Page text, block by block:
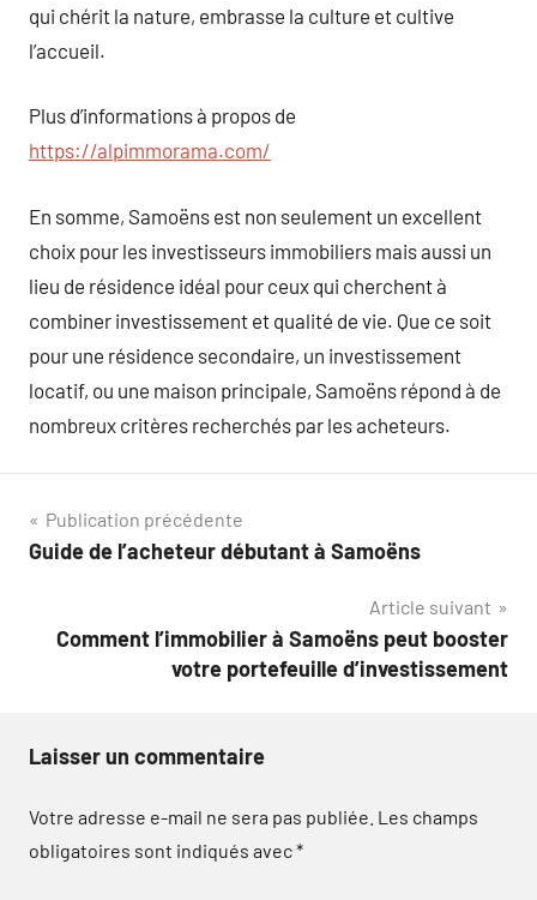
qui chérit la nature, embrasse la culture et cultive
l’accueil.
Plus d’informations à propos de
https://alpimmorama.com/
En somme, Samoëns est non seulement un excellent
choix pour les investisseurs immobiliers mais aussi un
lieu de résidence idéal pour ceux qui cherchent à
combiner investissement et qualité de vie. Que ce soit
pour une résidence secondaire, un investissement
locatif, ou une maison principale, Samoëns répond à de
nombreux critères recherchés par les acheteurs.
Navigation
de
Publication précédente
Guide de l’acheteur débutant à Samoëns
Article suivant
Comment l’immobilier à Samoëns peut booster
votre portefeuille d’investissement
Laisser un commentaire
Votre adresse e-mail ne sera pas publiée. Les champs
obligatoires sont indiqués avec*